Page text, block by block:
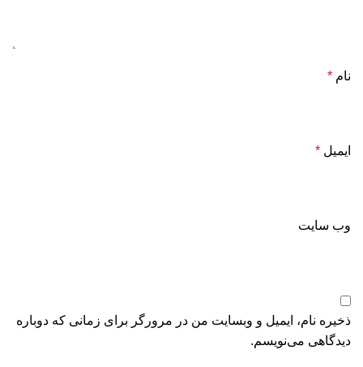
نام *
ایمیل *
وب‌ سایت
ذخیره نام، ایمیل و وبسایت من در مرورگر برای زمانی که دوباره
دیدگاهی می‌نویسم.